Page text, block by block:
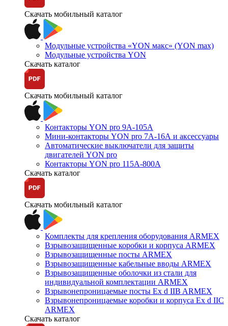
Скачать мобильный каталог
Модульные устройства «YON макс» (YON max)
Модульные устройства YON
Скачать каталог
Скачать мобильный каталог
Контакторы YON pro 9А-105А
Мини-контакторы YON pro 7А-16А и аксессуары
Автоматические выключатели для защиты
двигателей YON pro
Контакторы YON pro 115А-800А
Скачать каталог
Скачать мобильный каталог
Комплекты для крепления оборудования ARMEX
Взрывозащищенные коробки и корпуса ARMEX
Взрывозащищенные посты ARMEX
Взрывозащищенные кабельные вводы ARMEX
Взрывозащищенные оболочки из стали для
индивидуальной комплектации ARMEX
Взрывонепроницаемые посты Ex d IIB ARMEX
Взрывонепроницаемые коробки и корпуса Ex d IIС
ARMEX
Скачать каталог